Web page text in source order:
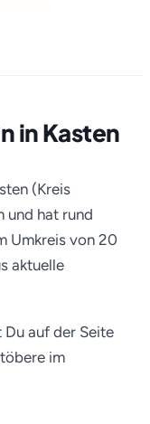
in Kasten
(Kreis
und hat rund
Umkreis von 20
aktuelle
auf der Seite
im